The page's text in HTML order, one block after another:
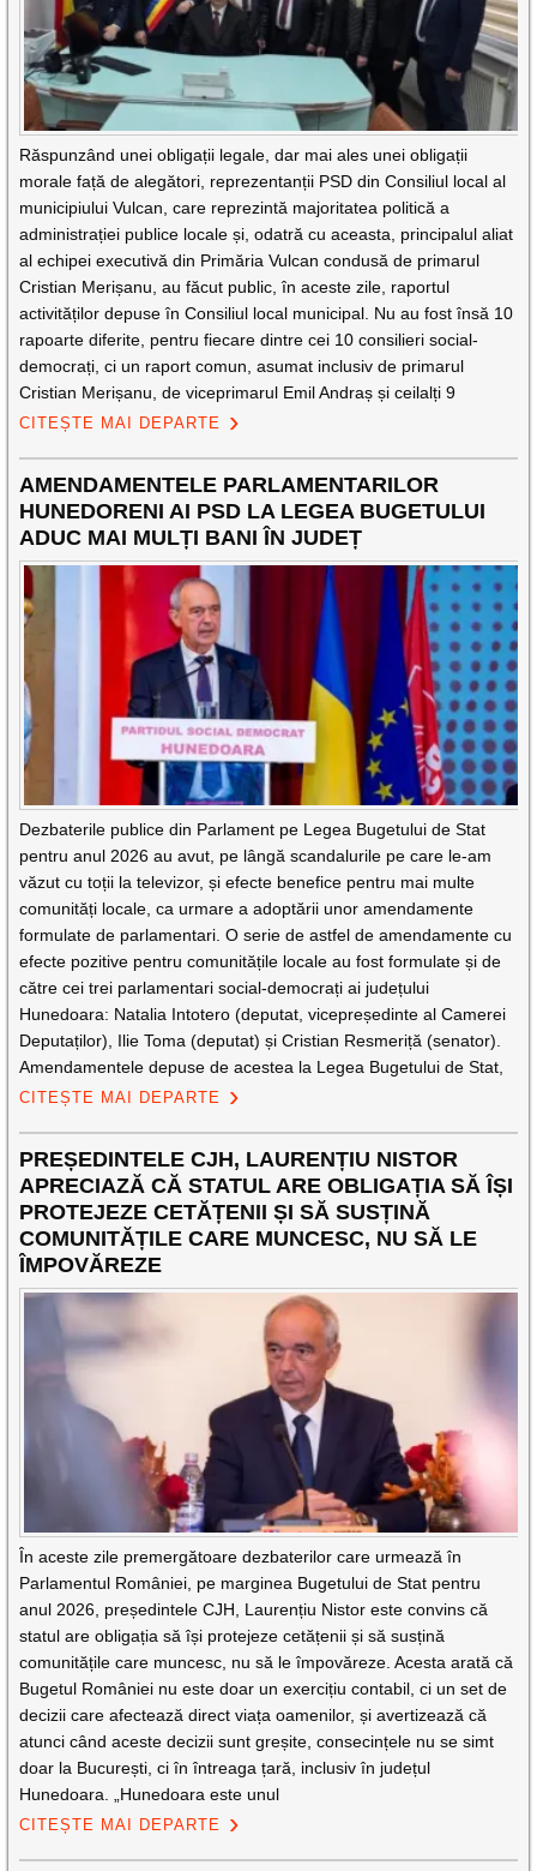
Răspunzând unei obligații legale, dar mai ales unei obligații
morale față de alegători, reprezentanții PSD din Consiliul local al
municipiului Vulcan, care reprezintă majoritatea politică a
administrației publice locale și, odatră cu aceasta, principalul aliat
al echipei executivă din Primăria Vulcan condusă de primarul
Cristian Merișanu, au făcut public, în aceste zile, raportul
activităților depuse în Consiliul local municipal. Nu au fost însă 10
rapoarte diferite, pentru fiecare dintre cei 10 consilieri social-
democrați, ci un raport comun, asumat inclusiv de primarul
Cristian Merișanu, de viceprimarul Emil Andraș și ceilalți 9
CITEȘTE MAI DEPARTE
AMENDAMENTELE PARLAMENTARILOR
HUNEDORENI AI PSD LA LEGEA BUGETULUI
ADUC MAI MULȚI BANI ÎN JUDEȚ
Dezbaterile publice din Parlament pe Legea Bugetului de Stat
pentru anul 2026 au avut, pe lângă scandalurile pe care le-am
văzut cu toții la televizor, și efecte benefice pentru mai multe
comunități locale, ca urmare a adoptării unor amendamente
formulate de parlamentari. O serie de astfel de amendamente cu
efecte pozitive pentru comunitățile locale au fost formulate și de
către cei trei parlamentari social-democrați ai județului
Hunedoara: Natalia Intotero (deputat, vicepreședinte al Camerei
Deputaților), Ilie Toma (deputat) și Cristian Resmeriță (senator).
Amendamentele depuse de acestea la Legea Bugetului de Stat,
CITEȘTE MAI DEPARTE
PREȘEDINTELE CJH, LAURENȚIU NISTOR
APRECIAZĂ CĂ STATUL ARE OBLIGAȚIA SĂ ÎȘI
PROTEJEZE CETĂȚENII ȘI SĂ SUSȚINĂ
COMUNITĂȚILE CARE MUNCESC, NU SĂ LE
ÎMPOVĂREZE
În aceste zile premergătoare dezbaterilor care urmează în
Parlamentul României, pe marginea Bugetului de Stat pentru
anul 2026, președintele CJH, Laurențiu Nistor este convins că
statul are obligația să își protejeze cetățenii și să susțină
comunitățile care muncesc, nu să le împovăreze. Acesta arată că
Bugetul României nu este doar un exercițiu contabil, ci un set de
decizii care afectează direct viața oamenilor, și avertizează că
atunci când aceste decizii sunt greșite, consecințele nu se simt
doar la București, ci în întreaga țară, inclusiv în județul
Hunedoara. „Hunedoara este unul
CITEȘTE MAI DEPARTE